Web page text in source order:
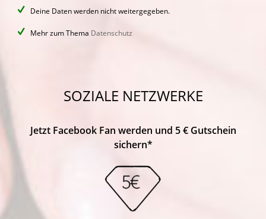
Deine Daten werden nicht weitergegeben.
Mehr zum Thema Datenschutz
SOZIALE NETZWERKE
Jetzt Facebook Fan werden und 5 € Gutschein
sichern*